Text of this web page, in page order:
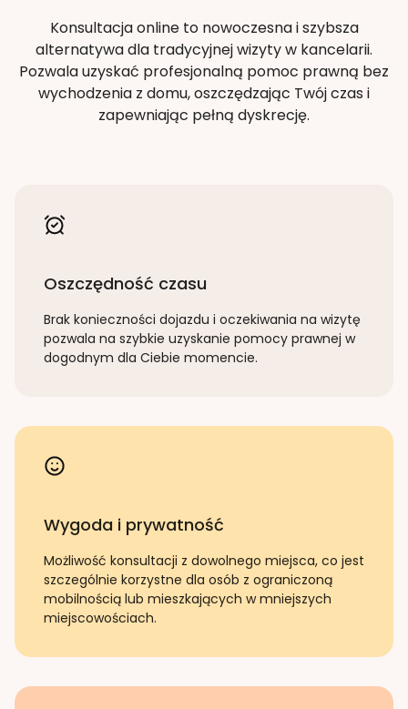
Konsultacja online to nowoczesna i szybsza
alternatywa dla tradycyjnej wizyty w kancelarii.
Pozwala uzyskać profesjonalną pomoc prawną bez
wychodzenia z domu, oszczędzając Twój czas i
zapewniając pełną dyskrecję.
Oszczędność czasu
Brak konieczności dojazdu i oczekiwania na wizytę
pozwala na szybkie uzyskanie pomocy prawnej w
dogodnym dla Ciebie momencie.
Wygoda i prywatność
Możliwość konsultacji z dowolnego miejsca, co jest
szczególnie korzystne dla osób z ograniczoną
mobilnością lub mieszkających w mniejszych
miejscowościach.